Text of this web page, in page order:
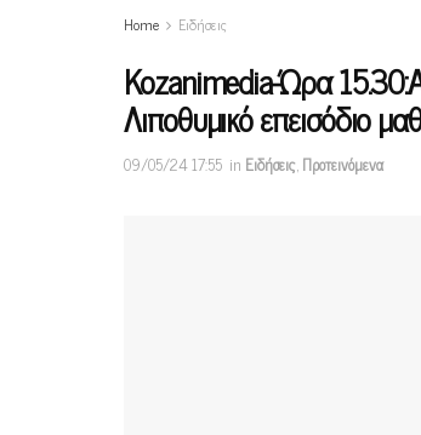
Home Ειδήσεις
Kozanimedia-Ώρα
Λιποθυμικό επεισόδιο
09/05/24 17:55 in Ειδήσεις,Προτεινόμενα